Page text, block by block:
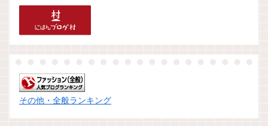
その他・全般ランキング